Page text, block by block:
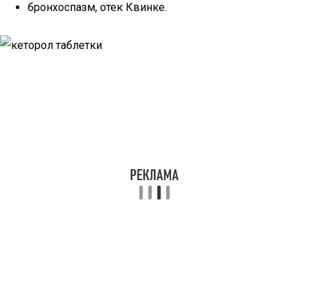
бронхоспазм, отек Квинке.